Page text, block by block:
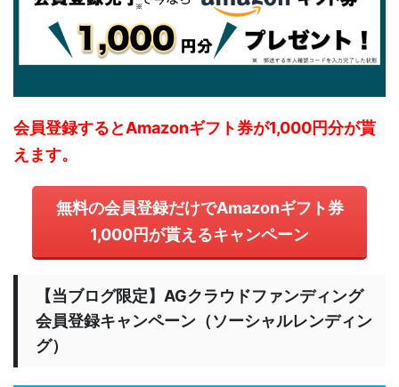
会員登録するとAmazonギフト券が1,000円分が貰
えます。
無料の会員登録だけでAmazonギフト券
1,000円が貰えるキャンペーン
【当ブログ限定】AGクラウドファンディング
会員登録キャンペーン（ソーシャルレンディン
グ）